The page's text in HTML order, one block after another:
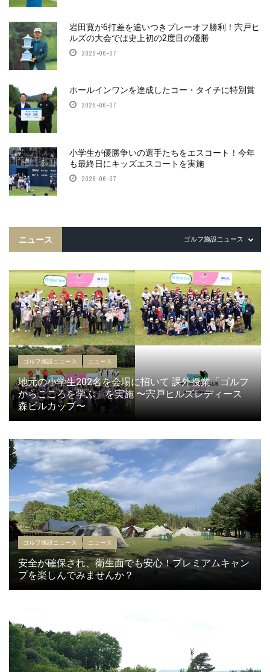
岩田寛が6打差を追いつきプレーオフ勝利！宍戸ヒ
ルズの大会では史上初の2度目の優勝
2026-06-07
ホールインワンを達成したコー・タイチに特別賞
2026-06-07
小学生が優勝争いの選手たちをエスコート！今年
も最終日にキッズエスコートを実施
2026-06-07
ニュース ゴルフ施設ニュース
ゴルフ施設ニュース ニュース
地元の小学生202名を会場に招いて 課外授業「ゴルフ
からこころを学ぶ」を実施 〜宍戸ヒルズレディース
森ビルカップ〜
ゴルフ施設ニュース ニュース
安全が確保され、衛生面でも安心！プレミアムキャン
プを楽しんでみませんか？